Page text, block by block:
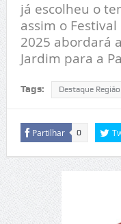
já escolheu o
assim o
2025 abordará
Jardim para a
Tags: Destaque Região
Partilhar 0